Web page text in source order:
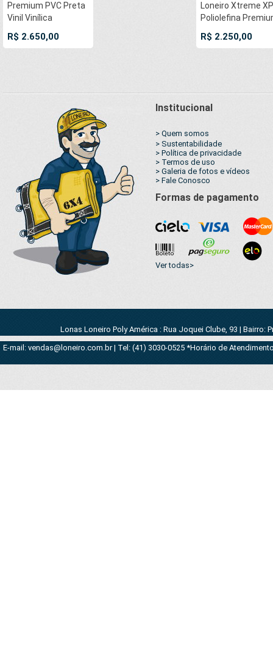
Premium PVC Preta
Vinil Vinílica
Sombrite
AntiChamas com
R$ 2.650,00
Loneiro Xtreme
Poliolefina
Industrial Branca
Prata Anti-
50cm
R$ 2.250,00
Institucional
> Quem somos
> Sustentabilidade
> Política de privacidade
> Termos de uso
> Galeria de fotos e vídeos
> Fale Conosco
Formas de pagamento
Ver todas>
Lonas Loneiro Poly América : Rua Joquei Clube, 93 | Bairro:
E-mail: vendas@loneiro.com.br | Tel: (41) 3030-0525 *Horário de